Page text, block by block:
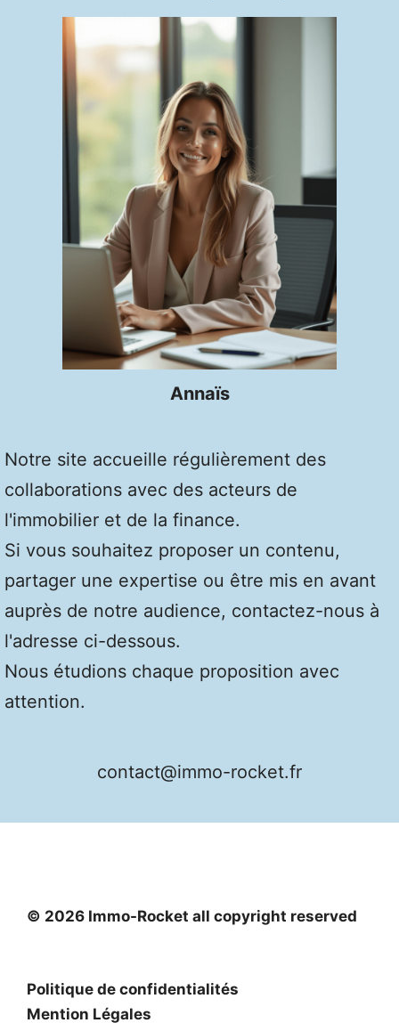
Annaïs
Notre site accueille régulièrement des
collaborations avec des acteurs de
l'immobilier et de la finance.
Si vous souhaitez proposer un contenu,
partager une expertise ou être mis en avant
auprès de notre audience, contactez-nous à
l'adresse ci-dessous.
Nous étudions chaque proposition avec
attention.
contact@immo-rocket.fr
© 2026 Immo-Rocket all copyright reserved
Politique de confidentialités
Mention Légales